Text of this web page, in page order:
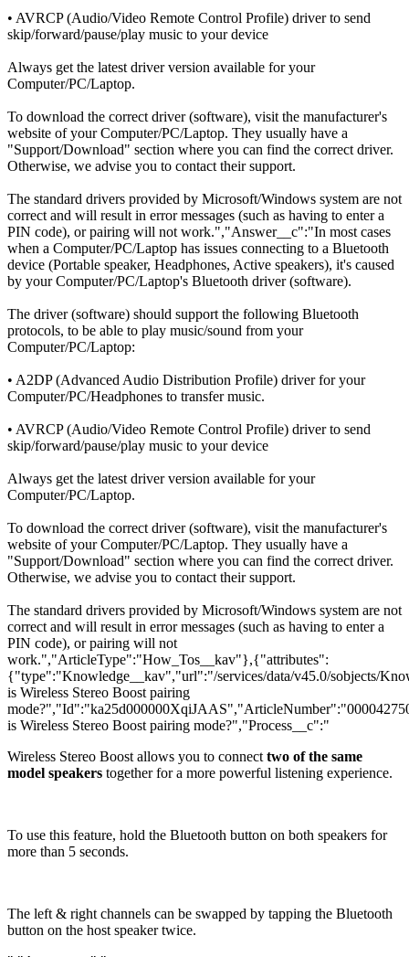
• AVRCP (Audio/Video Remote Control Profile) driver to send
skip/forward/pause/play music to your device
Always get the latest driver version available for your
Computer/PC/Laptop.
To download the correct driver (software), visit the manufacturer's
website of your Computer/PC/Laptop. They usually have a
"Support/Download" section where you can find the correct driver.
Otherwise, we advise you to contact their support.
The standard drivers provided by Microsoft/Windows system are not
correct and will result in error messages (such as having to enter a
PIN code), or pairing will not work.","Answer__c":"In most cases
when a Computer/PC/Laptop has issues connecting to a Bluetooth
device (Portable speaker, Headphones, Active speakers), it's caused
by your Computer/PC/Laptop's Bluetooth driver (software).
The driver (software) should support the following Bluetooth
protocols, to be able to play music/sound from your
Computer/PC/Laptop:
• A2DP (Advanced Audio Distribution Profile) driver for your
Computer/PC/Headphones to transfer music.
• AVRCP (Audio/Video Remote Control Profile) driver to send
skip/forward/pause/play music to your device
Always get the latest driver version available for your
Computer/PC/Laptop.
To download the correct driver (software), visit the manufacturer's
website of your Computer/PC/Laptop. They usually have a
"Support/Download" section where you can find the correct driver.
Otherwise, we advise you to contact their support.
The standard drivers provided by Microsoft/Windows system are not
correct and will result in error messages (such as having to enter a
PIN code), or pairing will not
work.","ArticleType":"How_Tos__kav"},{"attributes":
{"type":"Knowledge__kav","url":"/services/data/v45.0/sobjects/
is Wireless Stereo Boost pairing
is Wireless Stereo Boost pairing mode?","Process__c":"
Wireless Stereo Boost allows you to connect two of the same
model speakers together for a more powerful listening experience.
To use this feature, hold the Bluetooth button on both speakers for
more than 5 seconds.
The left & right channels can be swapped by tapping the Bluetooth
button on the host speaker twice.